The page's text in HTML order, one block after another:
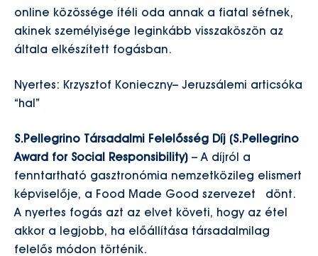
online közössége ítéli oda annak a fiatal séfnek,
akinek személyisége leginkább visszaköszön az
általa elkészített fogásban.
Nyertes: Krzysztof Konieczny– Jeruzsálemi articsóka
“hal”
S.Pellegrino Társadalmi Felelősség Díj (S.Pellegrino
Award for Social Responsibility) – A díjról a
fenntartható gasztronómia nemzetközileg elismert
képviselője, a Food Made Good szervezet dönt.
A nyertes fogás azt az elvet követi, hogy az étel
akkor a legjobb, ha előállítása társadalmilag
felelős módon történik.